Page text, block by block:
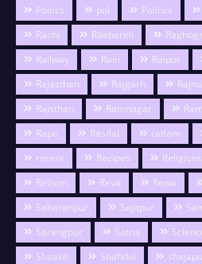
Poitics
pol Politics
Rachi
Raebareli
Railway
Rain Raipur
Rajasthan
Rajgarh
Rajsthan
Ramnagar
Rape
Rasifal ratlam
recent
Recipes Religions
Relison
Reva Rewa
Saharanpur
Sajapur
Sarangpur
Satna
Shaakti
Shahdol